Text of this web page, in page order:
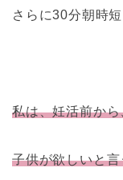
さらに30分朝時
私は、妊活前から
子供が欲しいと